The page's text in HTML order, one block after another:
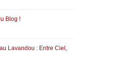
Blog !
Lavandou : Entre Ciel,